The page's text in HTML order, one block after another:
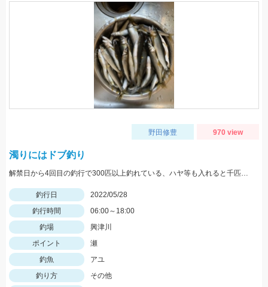
野田修豊 970 view
濁りにはドブ釣り
解禁日から4回目の釣行で300匹以上釣れている、ハヤ等も入れると千匹、手返し大変
釣行日
2022/05/28
釣行時間
06:00～18:00
釣場
興津川
ポイント
瀬
釣魚
アユ
釣り方
その他